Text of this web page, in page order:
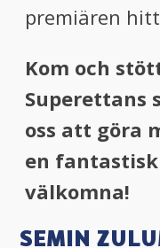
premiären
Kom och
Superettans
oss att göra
en
välkomna!
SEMIN